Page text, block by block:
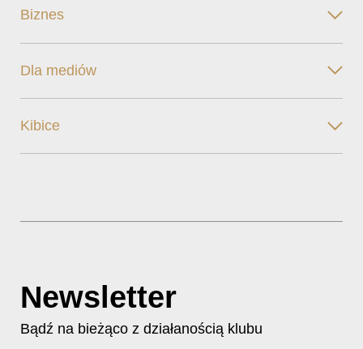
Biznes
Dla mediów
Kibice
Newsletter
Bądź na bieżąco z działanością klubu